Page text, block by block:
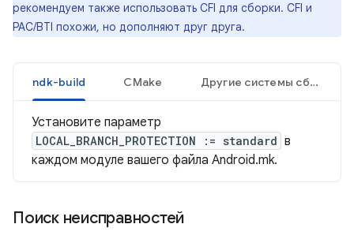
рекомендуем также использовать CFI для сборки. CFI и
PAC/BTI похожи, но дополняют друг друга.
ndk-build CMake Другие системы сборки
Установите параметр
LOCAL_BRANCH_PROTECTION := standard в
каждом модуле вашего файла Android.mk.
Поиск неисправностей